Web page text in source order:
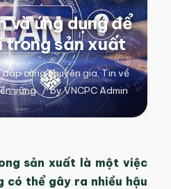
và ứng dụng để
trong sản xuất
đáp cùng chuyên gia,Tin về
vững / byVNCPC Admin
sản xuất là một việc
có thể gây ra nhiều hậu